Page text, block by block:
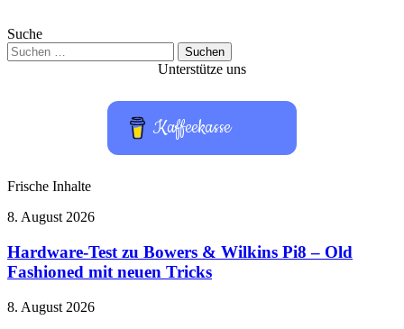
Suche
Suchen
nach:
Unterstütze uns
Kaffeekasse
Frische Inhalte
Hardware-
zu
Bowers
&
Pi8
8. August 2026
Hardware-Test zu Bowers & Wilkins Pi8 – Old
Fashioned mit neuen Tricks
Disney
8. August 2026